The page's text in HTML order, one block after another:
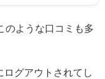
のような口コミも多
グアウトされてし